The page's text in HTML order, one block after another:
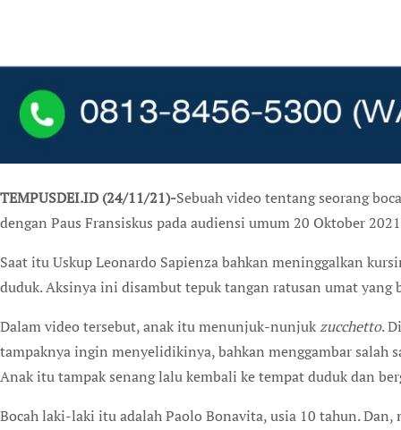
TEMPUSDEI.ID (24/11/21)-Sebuah video tentang seorang
dengan Paus Fransiskus pada audiensi umum 20 Oktober
Saat itu Uskup Leonardo Sapienza bahkan meninggalkan
duduk. Aksinya ini disambut tepuk tangan ratusan umat yang
Dalam video tersebut, anak itu menunjuk-nunjuk zucchetto.
tampaknya ingin menyelidikinya, bahkan menggambar salah
Anak itu tampak senang lalu kembali ke tempat duduk dan
Bocah laki-laki itu adalah Paolo Bonavita, usia 10 tahun.